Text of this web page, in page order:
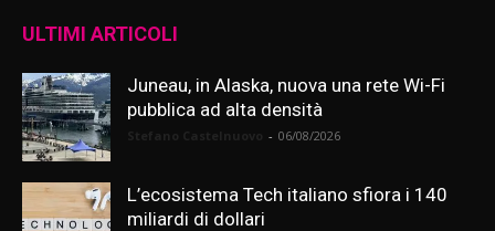
ULTIMI ARTICOLI
Juneau, in Alaska, nuova una rete Wi-Fi
pubblica ad alta densità
- 06/08/2026
L’ecosistema Tech italiano sfiora i 140
miliardi di dollari